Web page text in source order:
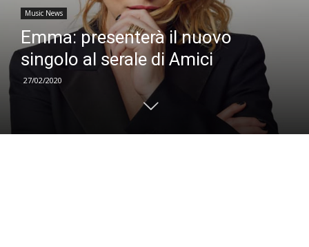
Music News
Emma: presenterà il nuovo
singolo al serale di Amici
27/02/2020